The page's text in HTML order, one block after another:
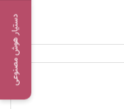
دستیار هوش مصنوعی